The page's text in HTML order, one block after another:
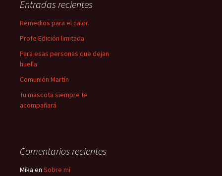
Entradas recientes
Remedios para el calor.
Profe Edición limitada
Para esas personas que dejan
huella
Comunión Martín
Tu mascota siempre te
acompañará
Comentarios recientes
Mika en Sobre mí